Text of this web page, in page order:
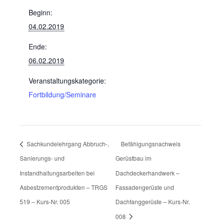
Beginn:
04.02.2019
Ende:
06.02.2019
Veranstaltungskategorie:
Fortbildung/Seminare
Sachkundelehrgang Abbruch-,
Sanierungs- und
Instandhaltungsarbeiten bei
Asbestzementprodukten – TRGS
519 – Kurs-Nr. 005
Befähigungsnachweis
Gerüstbau im
Dachdeckerhandwerk –
Fassadengerüste und
Dachfanggerüste – Kurs-Nr.
008